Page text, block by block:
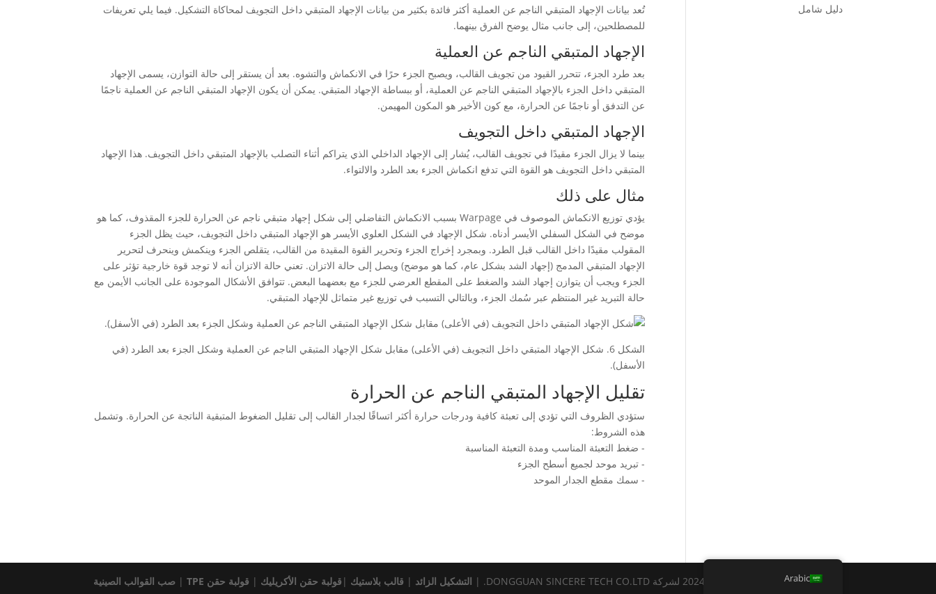
تُعد بيانات الإجهاد المتبقي الناجم عن العملية أكثر فائدة بكثير من بيانات الإجهاد المتبقي داخل التجويف لمحاكاة التشكيل. فيما يلي تعريفات
للمصطلحين، إلى جانب مثال يوضح الفرق بينهما.
الإجهاد المتبقي الناجم عن العملية
بعد طرد الجزء، تتحرر القيود من تجويف القالب، ويصبح الجزء حرًا في الانكماش والتشوه. بعد أن يستقر إلى حالة التوازن، يسمى الإجهاد
المتبقي داخل الجزء بالإجهاد المتبقي الناجم عن العملية، أو ببساطة الإجهاد المتبقي. يمكن أن يكون الإجهاد المتبقي الناجم عن العملية ناجمًا
عن التدفق أو ناجمًا عن الحرارة، مع كون الأخير هو المكون المهيمن.
الإجهاد المتبقي داخل التجويف
بينما لا يزال الجزء مقيدًا في تجويف القالب، يُشار إلى الإجهاد الداخلي الذي يتراكم أثناء التصلب بالإجهاد المتبقي داخل التجويف. هذا الإجهاد
المتبقي داخل التجويف هو القوة التي تدفع انكماش الجزء بعد الطرد والالتواء.
مثال على ذلك
يؤدي توزيع الانكماش الموصوف في Warpage بسبب الانكماش التفاضلي إلى شكل إجهاد متبقي ناجم عن الحرارة للجزء المقذوف، كما هو
موضح في الشكل السفلي الأيسر أدناه. شكل الإجهاد في الشكل العلوي الأيسر هو الإجهاد المتبقي داخل التجويف، حيث يظل الجزء
المقولب مقيدًا داخل القالب قبل الطرد. وبمجرد إخراج الجزء وتحرير القوة المقيدة من القالب، يتقلص الجزء وينكمش وينحرف لتحرير
الإجهاد المتبقي المدمج (إجهاد الشد بشكل عام، كما هو موضح) ويصل إلى حالة الاتزان. تعني حالة الاتزان أنه لا توجد قوة خارجية تؤثر على
الجزء ويجب أن يتوازن إجهاد الشد والضغط على المقطع العرضي للجزء مع بعضهما البعض. تتوافق الأشكال الموجودة على الجانب الأيمن مع
حالة التبريد غير المنتظم عبر سُمك الجزء، وبالتالي التسبب في توزيع غير متماثل للإجهاد المتبقي.
الشكل 6. شكل الإجهاد المتبقي داخل التجويف (في الأعلى) مقابل شكل الإجهاد المتبقي الناجم عن العملية وشكل الجزء بعد الطرد (في
الأسفل).
تقليل الإجهاد المتبقي الناجم عن الحرارة
ستؤدي الظروف التي تؤدي إلى تعبئة كافية ودرجات حرارة أكثر اتساقًا لجدار القالب إلى تقليل الضغوط المتبقية الناتجة عن الحرارة. وتشمل
هذه الشروط:
- ضغط التعبئة المناسب ومدة التعبئة المناسبة
- تبريد موحد لجميع أسطح الجزء
- سمك مقطع الجدار الموحد
دليل شامل
حقوق النشر محفوظة © 2024 لشركة DONGGUAN SINCERE TECH CO.LTD. | التشكيل الزائد | قالب بلاستيك | قولبة حقن الأكريليك | قولبة حقن TPE | صب القوالب الصينية Arabic